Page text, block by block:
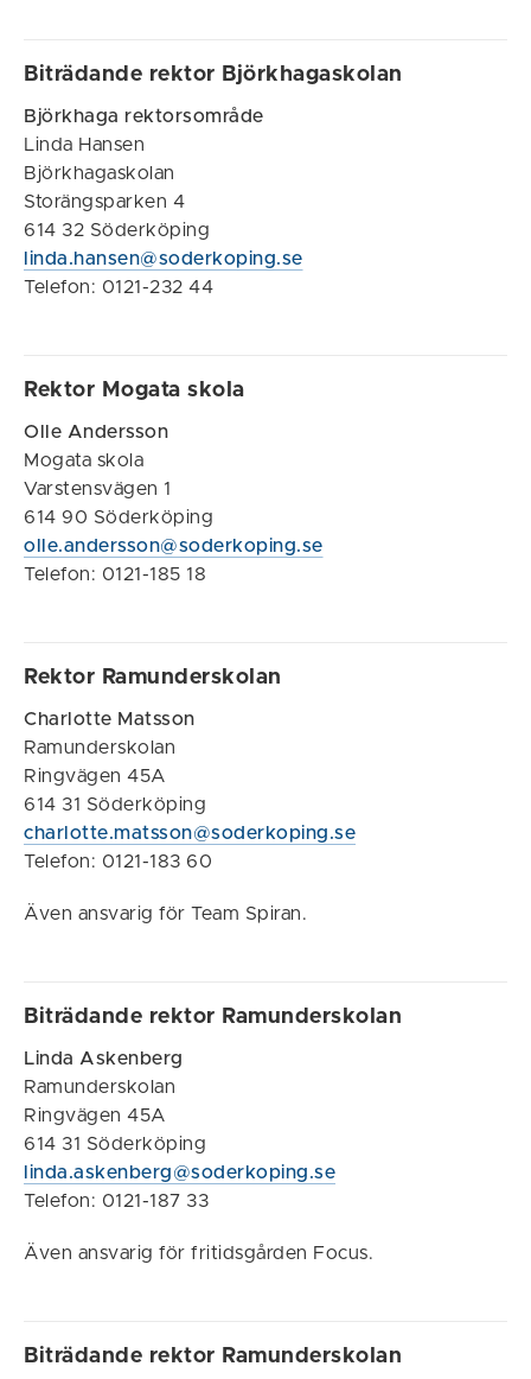
Biträdande rektor Björkhagaskolan
Björkhaga rektorsområde
Linda Hansen
Björkhagaskolan
Storängsparken 4
614 32 Söderköping
linda.hansen@soderkoping.se
Telefon: 0121-232 44
Rektor Mogata skola
Olle Andersson
Mogata skola
Varstensvägen 1
614 90 Söderköping
olle.andersson@soderkoping.se
Telefon: 0121-185 18
Rektor Ramunderskolan
Charlotte Matsson
Ramunderskolan
Ringvägen 45A
614 31 Söderköping
charlotte.matsson@soderkoping.se
Telefon: 0121-183 60
Även ansvarig för Team Spiran.
Biträdande rektor Ramunderskolan
Linda Askenberg
Ramunderskolan
Ringvägen 45A
614 31 Söderköping
linda.askenberg@soderkoping.se
Telefon: 0121-187 33
Även ansvarig för fritidsgården Focus.
Biträdande rektor Ramunderskolan